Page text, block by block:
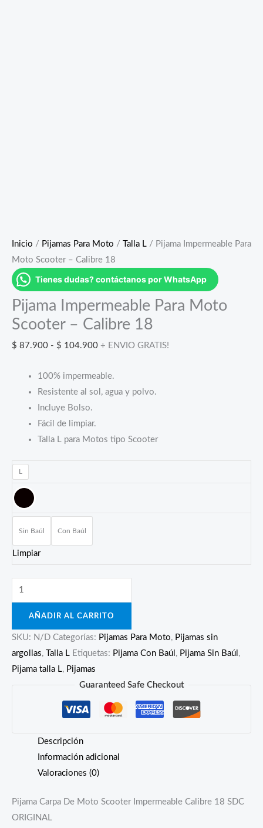
Inicio / Pijamas Para Moto / Talla L / Pijama Impermeable Para
Moto Scooter – Calibre 18
Tienes dudas? contáctanos por WhatsApp
Pijama Impermeable Para Moto
Scooter – Calibre 18
$ 87.900 - $ 104.900Rango
precios:
desde
$ 104.900
+ ENVIO GRATIS!
100% impermeable.
Resistente al sol, agua y polvo.
Incluye Bolso.
Fácil de limpiar.
Talla L para Motos tipo Scooter
Sin Baúl Con Baúl
Limpiar
Pijama
Impermeable
Moto
Scooter
-
AÑADIR AL CARRITO
SKU: N/D Categorías: Pijamas Para Moto, Pijamas sin
argollas, Talla L Etiquetas: Pijama Con Baúl , Pijama Sin Baúl ,
Pijama talla L, Pijamas
Guaranteed Safe Checkout
Descripción
Información adicional
Valoraciones (0)
Pijama Carpa De Moto Scooter Impermeable Calibre 18 SDC
ORIGINAL